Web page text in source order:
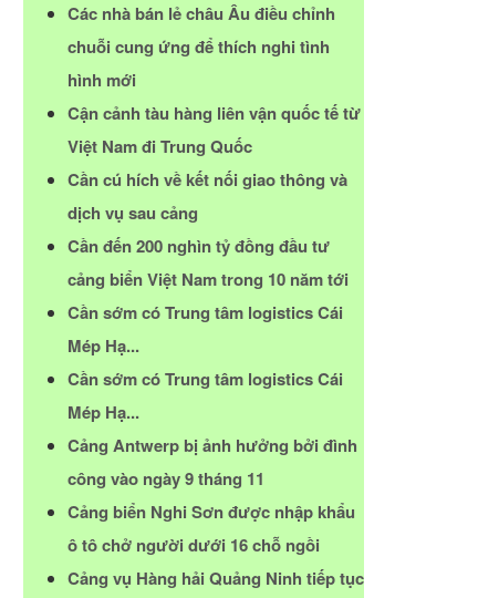
Các nhà bán lẻ châu Âu điều chỉnh
chuỗi cung ứng để thích nghi tình
hình mới
Cận cảnh tàu hàng liên vận quốc tế từ
Việt Nam đi Trung Quốc
Cần cú hích về kết nối giao thông và
dịch vụ sau cảng
Cần đến 200 nghìn tỷ đồng đầu tư
cảng biển Việt Nam trong 10 năm tới
Cần sớm có Trung tâm logistics Cái
Mép Hạ...
Cần sớm có Trung tâm logistics Cái
Mép Hạ...
Cảng Antwerp bị ảnh hưởng bởi đình
công vào ngày 9 tháng 11
Cảng biển Nghi Sơn được nhập khẩu
ô tô chở người dưới 16 chỗ ngồi
Cảng vụ Hàng hải Quảng Ninh tiếp tục